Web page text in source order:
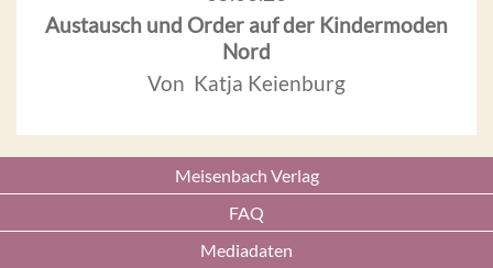
Austausch und Order auf der Kindermoden
Nord
Von Katja Keienburg
Meisenbach Verlag
FAQ
Mediadaten